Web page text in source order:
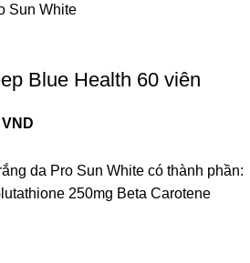
Blue Health 60 viên
VND
da Pro Sun White có thành phần:
250mg Beta Carotene